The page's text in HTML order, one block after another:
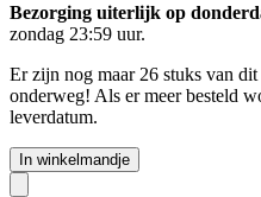
Bezorging uiterlijk op
zondag 23:59 uur.
Er zijn nog maar 26 stuks van
onderweg! Als er meer besteld
leverdatum.
In winkelmandje